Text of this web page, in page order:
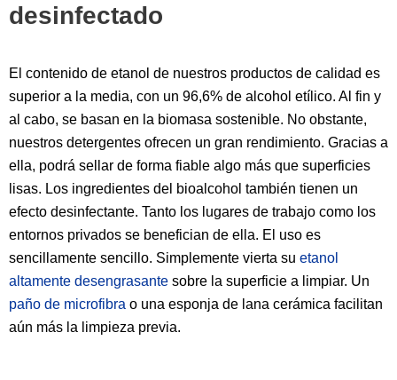
desinfectado
El contenido de etanol de nuestros productos de calidad es
superior a la media, con un 96,6% de alcohol etílico. Al fin y
al cabo, se basan en la biomasa sostenible. No obstante,
nuestros detergentes ofrecen un gran rendimiento. Gracias a
ella, podrá sellar de forma fiable algo más que superficies
lisas. Los ingredientes del bioalcohol también tienen un
efecto desinfectante. Tanto los lugares de trabajo como los
entornos privados se benefician de ella. El uso es
sencillamente sencillo. Simplemente vierta su etanol
altamente desengrasante sobre la superficie a limpiar. Un
paño de microfibra o una esponja de lana cerámica facilitan
aún más la limpieza previa.